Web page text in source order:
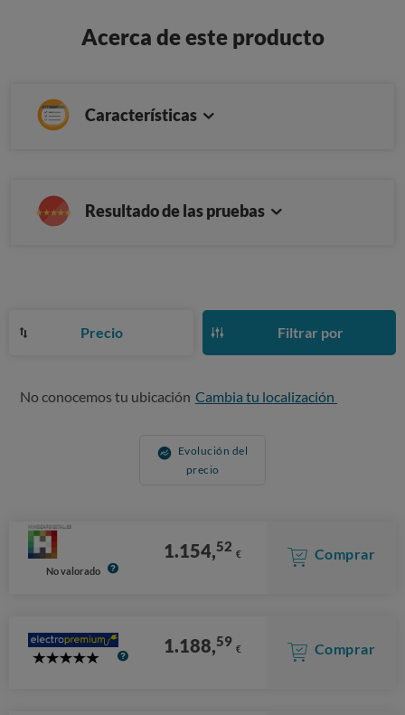
Acerca de este producto
Características
Resultado de las pruebas
Precio Filtrar por
No conocemos tu ubicación Cambia tu localización
Evolución del
precio
No valorado
1.154,52 € Comprar
5
1.188,59 € Comprar